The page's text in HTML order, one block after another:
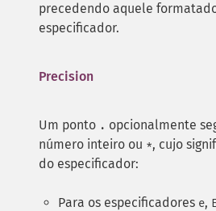
precedendo aquele
especificador.
Precision
Um ponto . opcionalmente
número inteiro ou *, cujo
do especificador:
Para os especificadores e,